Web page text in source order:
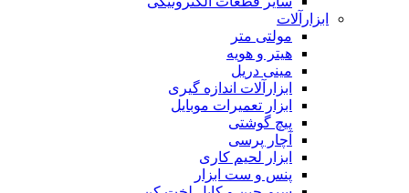
ابزارآلات
مولتی متر
هیتر و هویه
مینی دریل
ابزارآلات اندازه گیری
ابزار تعمیرات موبایل
پیچ گوشتی
آچار پرسی
ابزار لحیم کاری
پنس و ست ابزار